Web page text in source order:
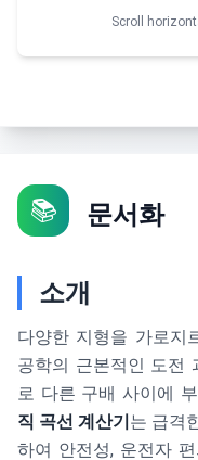
Scroll
📚 문서화
소개
다양한 지형을 가로지
공학의 근본적인 도전
로 다른 구배 사이에
직 곡선 계산기는 급격
하여 안전성, 운전자